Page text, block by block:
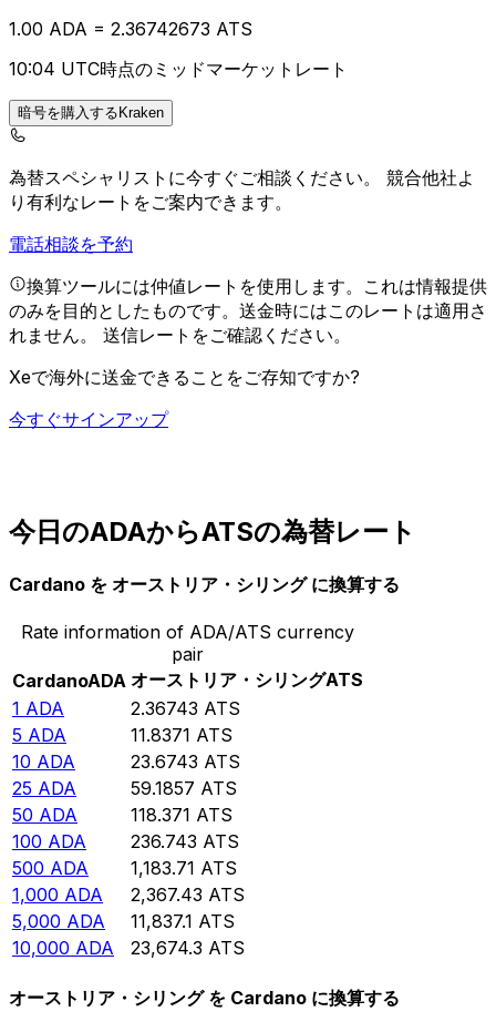
1.00 ADA = 2.36742673 ATS
10:04 UTC時点のミッドマーケットレート
暗号を購入するKraken
為替スペシャリストに今すぐご相談ください。 競合他社よ
り有利なレートをご案内できます。
電話相談を予約
換算ツールには仲値レートを使用します。これは情報提供
のみを目的としたものです。送金時にはこのレートは適用さ
れません。 送信レートをご確認ください。
Xeで海外に送金できることをご存知ですか?
今すぐサインアップ
今日のADAからATSの為替レート
Cardano を オーストリア・シリング に換算する
Rate information of ADA/ATS currency
pair
CardanoADA オーストリア・シリングATS
1 ADA 2.36743 ATS
5 ADA 11.8371 ATS
10 ADA 23.6743 ATS
25 ADA 59.1857 ATS
50 ADA 118.371 ATS
100 ADA 236.743 ATS
500 ADA 1,183.71 ATS
1,000 ADA 2,367.43 ATS
5,000 ADA 11,837.1 ATS
10,000 ADA 23,674.3 ATS
オーストリア・シリング を Cardano に換算する